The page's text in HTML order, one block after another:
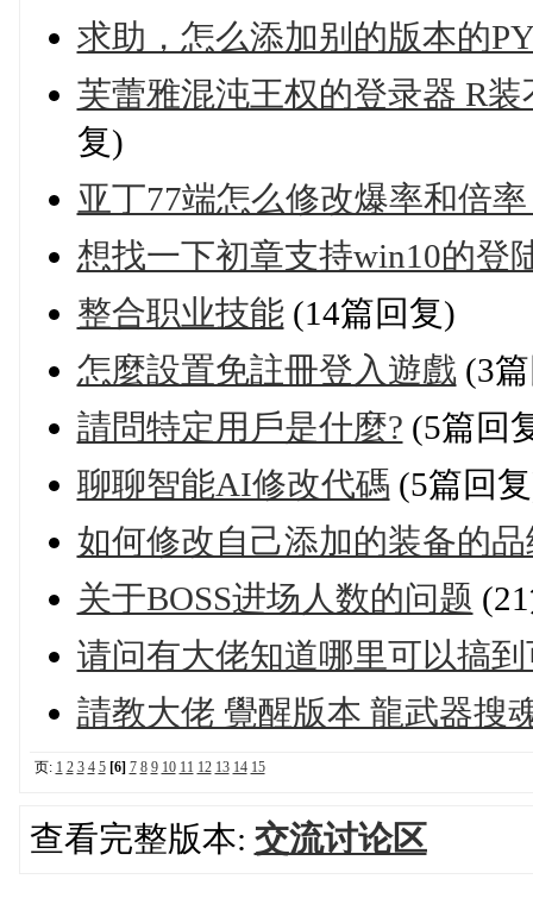
求助，怎么添加别的版本的
芙蕾雅混沌王权的登录器 R
复)
亚丁77端怎么修改爆率和倍
想找一下初章支持win10的登
整合职业技能(14篇回复)
怎麼設置免註冊登入遊戲 (3
請問特定用戶是什麼? (5篇回
聊聊智能AI修改代碼 (5篇回
如何修改自己添加的装备的
关于BOSS进场人数的问题
请问有大佬知道哪里可以搞
請教大佬 覺醒版本 龍武器搜
页: 1 2 3 4 5 [6] 7 8 9 10 11 12 13 14 15
查看完整版本: 交流讨论区